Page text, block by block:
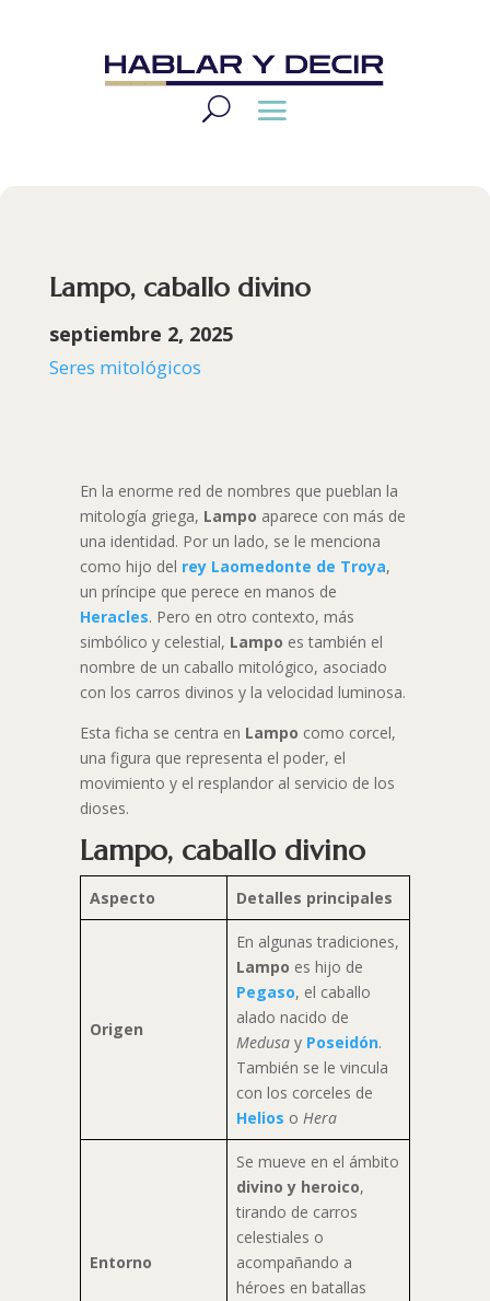
Lampo, caballo divino
septiembre 2, 2025
Seres mitológicos
En la enorme red de nombres que pueblan la
mitología griega, Lampo aparece con más de
una identidad. Por un lado, se le menciona
como hijo del rey Laomedonte de Troya,
un príncipe que perece en manos de
Heracles. Pero en otro contexto, más
simbólico y celestial, Lampo es también el
nombre de un caballo mitológico, asociado
con los carros divinos y la velocidad luminosa.
Esta ficha se centra en Lampo como corcel,
una figura que representa el poder, el
movimiento y el resplandor al servicio de los
dioses.
Lampo, caballo divino
Aspecto Detalles principales
Origen
En algunas tradiciones,
Lampo es hijo de
Pegaso, el caballo
alado nacido de
Medusay Poseidón.
También se le vincula
con los corceles de
Helios o Hera
Entorno
Se mueve en el ámbito
divino y heroico,
tirando de carros
celestiales o
acompañando a
héroes en batallas